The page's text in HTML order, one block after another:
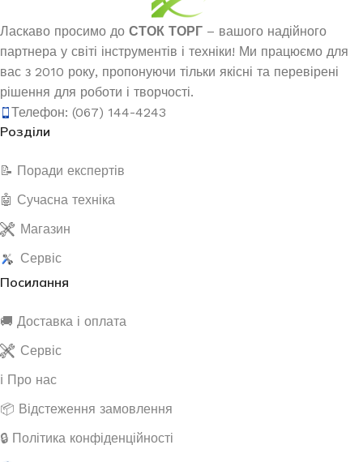
Ласкаво просимо до СТОК ТОРГ – вашого надійного
партнера у світі інструментів і техніки! Ми працюємо для
вас з 2010 року, пропонуючи тільки якісні та перевірені
рішення для роботи і творчості.
Телефон: (067) 144-4243
Розділи
📝 Поради експертів
🤖 Сучасна техніка
Магазин
Сервіс
Посилання
🚚 Доставка і оплата
Сервіс
ℹ️ Про нас
📦 Відстеження замовлення
🔒 Політика конфіденційності